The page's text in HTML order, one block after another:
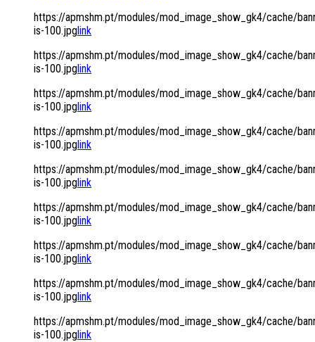
https://apmshm.pt/modules/mod_image_show_gk4/cache/
is-100.jpglink
https://apmshm.pt/modules/mod_image_show_gk4/cache/
is-100.jpglink
https://apmshm.pt/modules/mod_image_show_gk4/cache/
is-100.jpglink
https://apmshm.pt/modules/mod_image_show_gk4/cache/
is-100.jpglink
https://apmshm.pt/modules/mod_image_show_gk4/cache/
is-100.jpglink
https://apmshm.pt/modules/mod_image_show_gk4/cache/
is-100.jpglink
https://apmshm.pt/modules/mod_image_show_gk4/cache/
is-100.jpglink
https://apmshm.pt/modules/mod_image_show_gk4/cache/
is-100.jpglink
https://apmshm.pt/modules/mod_image_show_gk4/cache/
is-100.jpglink